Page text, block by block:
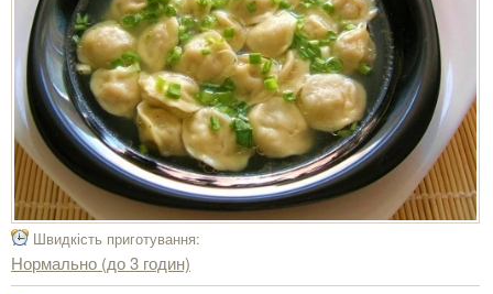
Швидкість приготування:
Нормально (до 3 годин)